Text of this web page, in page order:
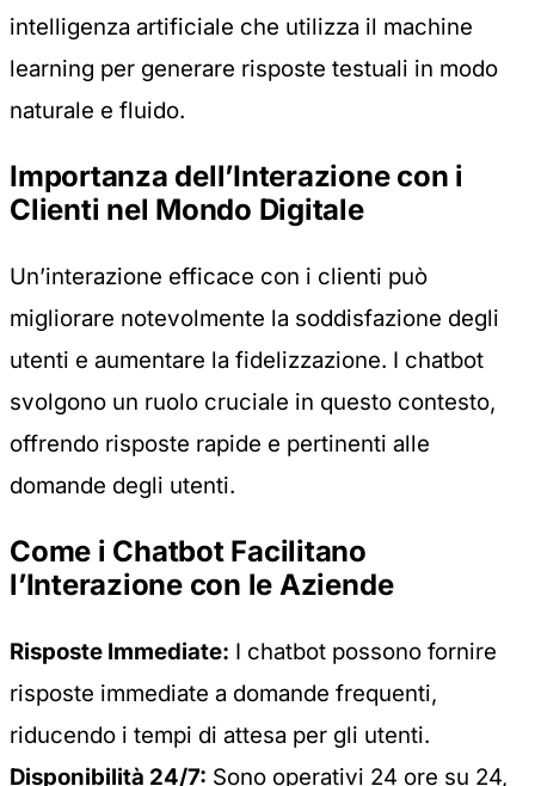
intelligenza artificiale che utilizza il machine
learning per generare risposte testuali in modo
naturale e fluido.
Importanza dell’Interazione con i
Clienti nel Mondo Digitale
Un’interazione efficace con i clienti può
migliorare notevolmente la soddisfazione degli
utenti e aumentare la fidelizzazione. I chatbot
svolgono un ruolo cruciale in questo contesto,
offrendo risposte rapide e pertinenti alle
domande degli utenti.
Come i Chatbot Facilitano
l’Interazione con le Aziende
Risposte Immediate: I chatbot possono fornire
risposte immediate a domande frequenti,
riducendo i tempi di attesa per gli utenti.
Disponibilità 24/7: Sono operativi 24 ore su 24,